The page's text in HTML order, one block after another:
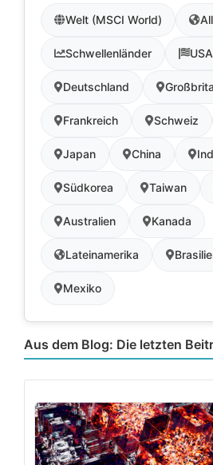
Welt (MSCI World)
Schwellenländer USA
Deutschland
Frankreich Schweiz
Japan China
Südkorea Taiwan
Australien Kanada
Lateinamerika
Mexiko
Aus dem Blog: Die letzten